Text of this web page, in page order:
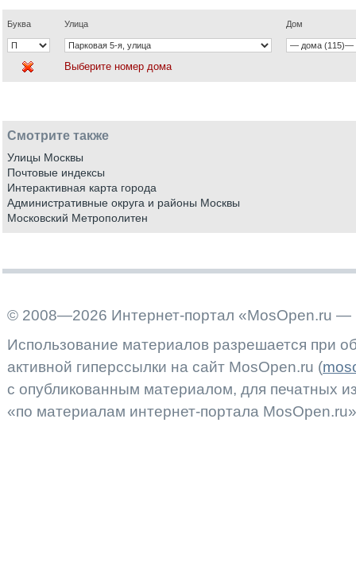
Буква Улица Дом
Выберите номер дома
Смотрите также
Улицы Москвы
Почтовые индексы
Интерактивная карта города
Административные округа и районы Москвы
Московский Метрополитен
© 2008—2026 Интернет-портал «MosOpen.ru —
Использование материалов разрешается при
активной гиперссылки на сайт MosOpen.ru (
с опубликованным материалом, для печатных
«по материалам интернет-портала